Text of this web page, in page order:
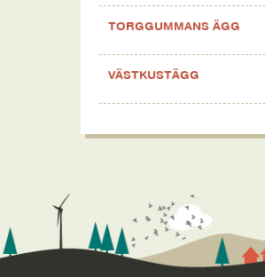
TORGGUMMANS ÄGG
VÄSTKUSTÄGG